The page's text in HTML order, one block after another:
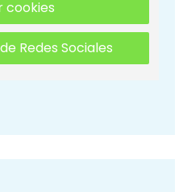
cookies
Redes Sociales